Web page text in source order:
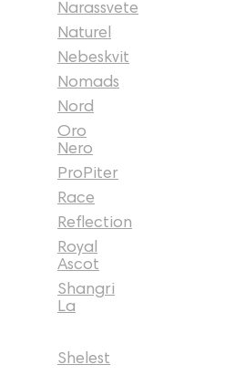
Narassvete
Naturel
Nebeskvit
Nomads
Nord
Oro
Nero
ProPiter
Race
Reflection
Royal
Ascot
Shangri
La
Shelest